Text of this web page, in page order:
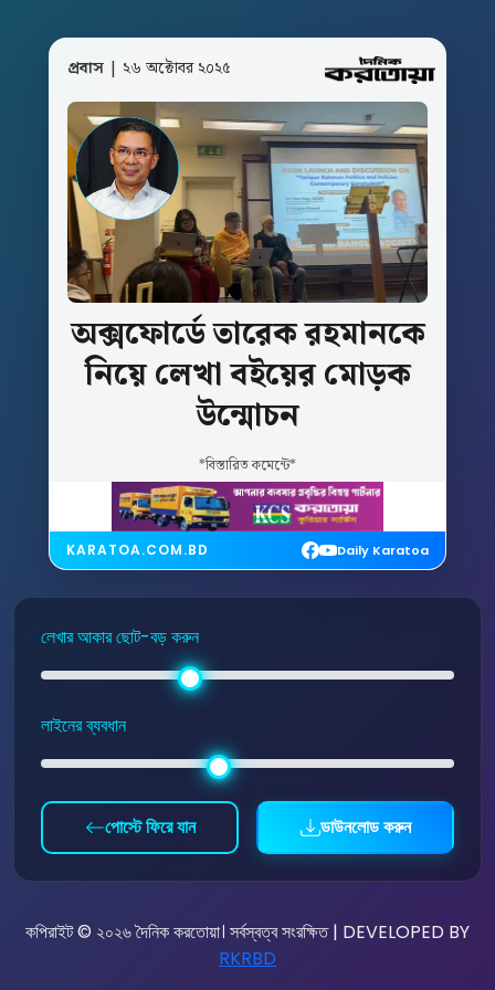
প্রবাস | ২৬ অক্টোবর ২০২৫
অক্সফোর্ডেতারেকরহমানকে
নিয়েলেখাবইয়েরমোড়ক
উন্মোচন
*বিস্তারিত কমেন্টে*
KARATOA.COM.BD Daily Karatoa
লেখার আকার ছোট-বড় করুন
লাইনের ব্যবধান
পোস্টে ফিরে যান ডাউনলোড করুন
কপিরাইট © ২০২৬ দৈনিক করতোয়া। সর্বস্বত্ব সংরক্ষিত | DEVELOPED BY
RKRBD